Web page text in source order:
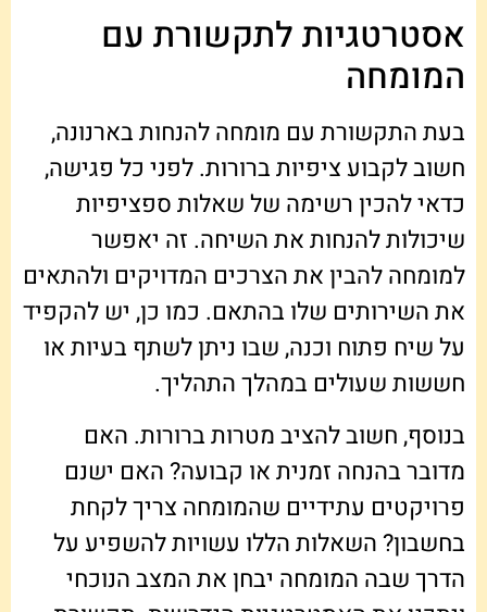
אסטרטגיות לתקשורת עם
המומחה
בעת התקשורת עם מומחה להנחות בארנונה,
חשוב לקבוע ציפיות ברורות. לפני כל פגישה,
כדאי להכין רשימה של שאלות ספציפיות
שיכולות להנחות את השיחה. זה יאפשר
למומחה להבין את הצרכים המדויקים ולהתאים
את השירותים שלו בהתאם. כמו כן, יש להקפיד
על שיח פתוח וכנה, שבו ניתן לשתף בעיות או
חששות שעולים במהלך התהליך.
בנוסף, חשוב להציב מטרות ברורות. האם
מדובר בהנחה זמנית או קבועה? האם ישנם
פרויקטים עתידיים שהמומחה צריך לקחת
בחשבון? השאלות הללו עשויות להשפיע על
הדרך שבה המומחה יבחן את המצב הנוכחי